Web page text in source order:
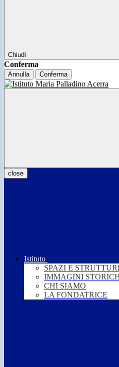
Chiudi
Conferma
Annulla Conferma
close
Istituto
SPAZI E
IMMAGINI
CHI SIAMO
LA FONDATRICE